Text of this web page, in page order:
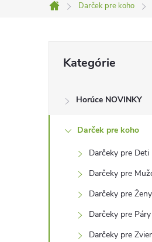
Domov
Darček pre koho
č
kategórie
Kategórie
Horúce NOVINKY
Darček pre koho
Darčeky pre Deti
Darčeky pre
Darčeky pre Ženy
Darčeky pre Páry
Darčeky pre